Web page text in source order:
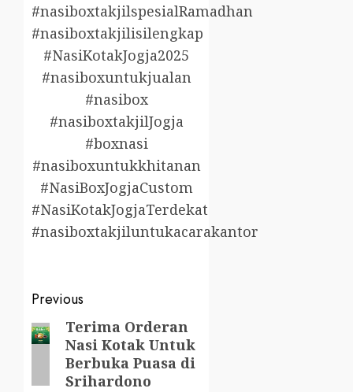
#nasiboxtakjilspesialRamadhan
#nasiboxtakjilisilengkap
#NasiKotakJogja2025
#nasiboxuntukjualan
#nasibox
#nasiboxtakjilJogja
#boxnasi
#nasiboxuntukkhitanan
#NasiBoxJogjaCustom
#NasiKotakJogjaTerdekat
#nasiboxtakjiluntukacarakantor
Post
navigation
Previous
Previous
post:
Terima Orderan
Nasi Kotak Untuk
Berbuka Puasa di
Srihardono